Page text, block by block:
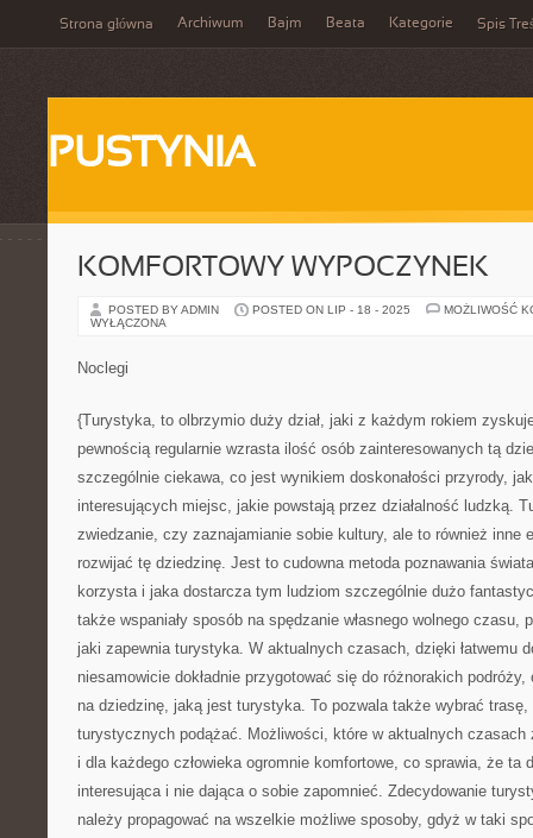
Strona główna Archiwum Bajm Beata Kategorie Spis
PUSTYNIA
KOMFORTOWY WYPOCZYNEK
POSTED BY ADMIN POSTED ON LIP - 18 - 2025
MOŻLIWOŚĆ
WYŁĄCZONA
Noclegi
{Turystyka, to olbrzymio duży dział, jaki z każdym rokiem
pewnością regularnie wzrasta ilość osób zainteresowanych tą
szczególnie ciekawa, co jest wynikiem doskonałości przyrody,
interesujących miejsc, jakie powstają przez działalność ludzką.
zwiedzanie, czy zaznajamianie sobie kultury, ale to również inne
rozwijać tę dziedzinę. Jest to cudowna metoda poznawania
korzysta i jaka dostarcza tym ludziom szczególnie dużo
także wspaniały sposób na spędzanie własnego wolnego czasu,
jaki zapewnia turystyka. W aktualnych czasach, dzięki łatwemu
niesamowicie dokładnie przygotować się do różnorakich
na dziedzinę, jaką jest turystyka. To pozwala także wybrać
turystycznych podążać. Możliwości, które w aktualnych czasach
i dla każdego człowieka ogromnie komfortowe, co sprawia, że ta
interesująca i nie dająca o sobie zapomnieć. Zdecydowanie
należy propagować na wszelkie możliwe sposoby, gdyż w taki